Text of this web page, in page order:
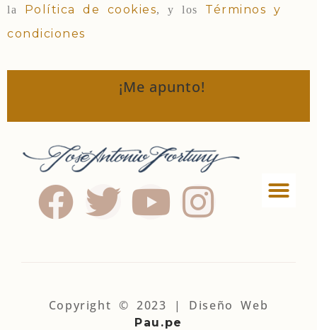
la Política de cookies, y los Términos y
condiciones
¡Me apunto!
Copyright © 2023 | Diseño Web
Pau.pe